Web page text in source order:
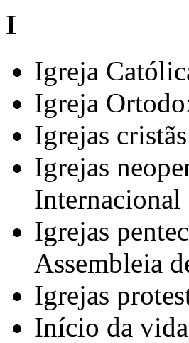
I
Igreja
Igreja
Igrejas cristãs
Igrejas
Internacional
Igrejas
Assembleia
Igrejas
Início da